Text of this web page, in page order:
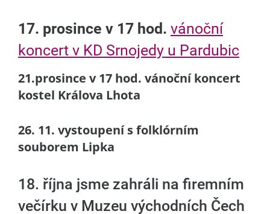
17. prosince v 17 hod. vánoční
koncert v KD Srnojedy u Pardubic
21.prosince v 17 hod. vánoční koncert
kostel Králova Lhota
26. 11. vystoupení s folklórním
souborem Lipka
18. října jsme zahráli na firemním
večírku v Muzeu východních Čech